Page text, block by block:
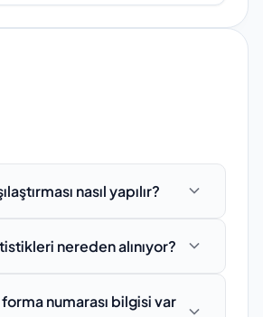
nasıl yapılır?
karşılaştırmak
sayfasında pozisyon, kulüp,
nereden alınıyor?
kaynakları ve güvenilir
numarası bilgisi var